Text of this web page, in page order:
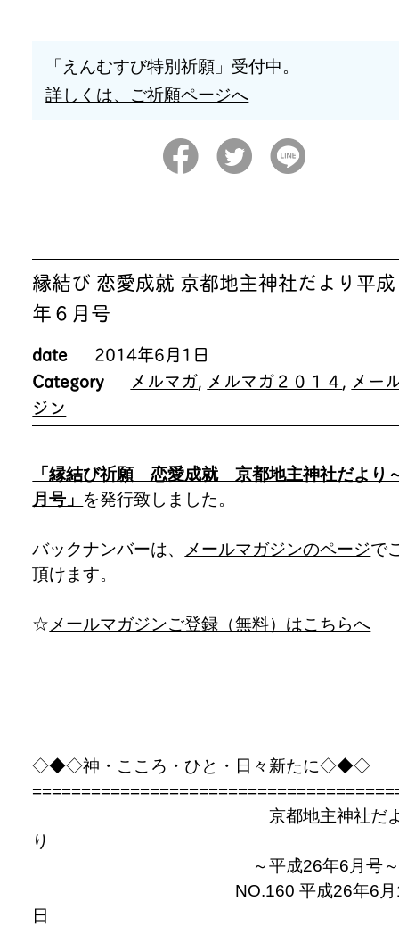
「えんむすび特別祈願」受付中。
詳しくは、ご祈願ページへ
縁結び 恋愛成就 京都地主神社だより平
年６月号
date
2014年6月1日
Category
メルマガ, メルマガ２０１４, メー
ジン
「縁結び祈願 恋愛成就 京都地主神社だより
月号」 を発行致しました。
バックナンバーは、 メールマガジンのページで
頂けます。
☆ メールマガジンご登録（無料）はこちらへ
◇◆◇神・こころ・ひと・日々新たに◇◆◇
京都地主神社だ
り
～平成26年6月号
NO.160 平成26年6月
日